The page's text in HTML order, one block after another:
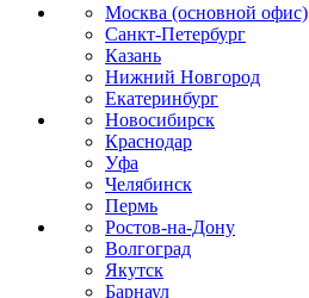
Москва (основной офис)
Санкт-Петербург
Казань
Нижний Новгород
Екатеринбург
Новосибирск
Краснодар
Уфа
Челябинск
Пермь
Ростов-на-Дону
Волгоград
Якутск
Барнаул